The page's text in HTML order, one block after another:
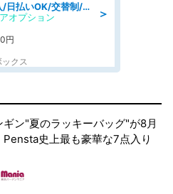
＞
組立・組付け/高収入/日払いOK/交替制/20・30・40代活躍中/製造 工場
オプション
円
クス
ン"夏のラッキーバッグ"が8月
Pensta史上最も豪華な7点入り